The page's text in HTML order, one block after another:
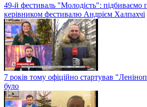
49-й фестиваль "Молодість": підбиваємо
керівником фестивалю Андрієм Халпахчі
7 років тому офіційно стартував
було